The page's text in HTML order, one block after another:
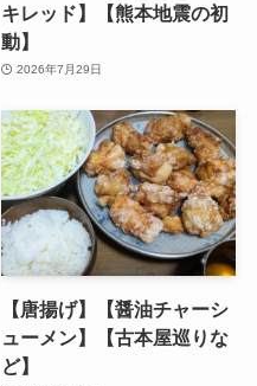
キレッド】【熊本地震の初
動】
2026年7月29日
【唐揚げ】【醤油チャーシ
ューメン】【古本屋巡りな
ど】